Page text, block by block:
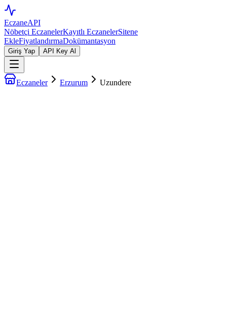
EczaneAPI
Nöbetçi EczanelerKayıtlı EczanelerSitene
EkleFiyatlandırmaDokümantasyon
Giriş Yap API Key Al
Eczaneler Erzurum Uzundere